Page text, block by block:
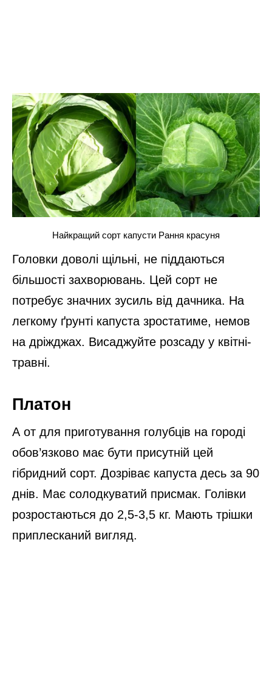
Найкращий сорт капусти Рання красуня
Головки доволі щільні, не піддаються
більшості захворювань. Цей сорт не
потребує значних зусиль від дачника. На
легкому ґрунті капуста зростатиме, немов
на дріжджах. Висаджуйте розсаду у квітні-
травні.
Платон
А от для приготування голубців на городі
обов’язково має бути присутній цей
гібридний сорт. Дозріває капуста десь за 90
днів. Має солодкуватий присмак. Голівки
розростаються до 2,5-3,5 кг. Мають трішки
приплесканий вигляд.